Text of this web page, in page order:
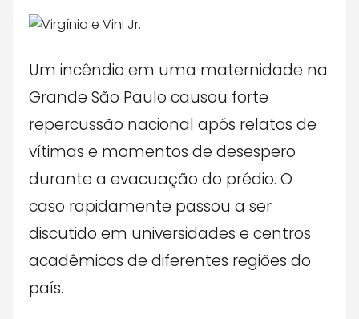
Um incêndio em uma maternidade na
Grande São Paulo causou forte
repercussão nacional após relatos de
vítimas e momentos de desespero
durante a evacuação do prédio. O
caso rapidamente passou a ser
discutido em universidades e centros
acadêmicos de diferentes regiões do
país.